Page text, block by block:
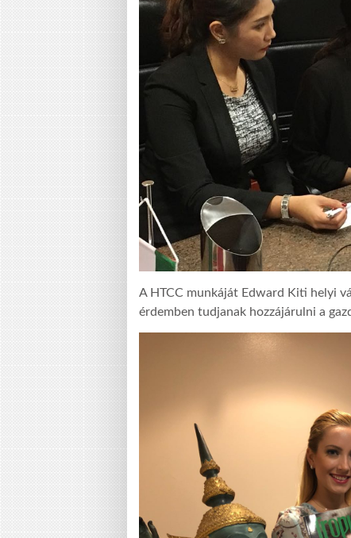
A HTCC munkáját Edward Kiti helyi
érdemben tudjanak hozzájárulni a